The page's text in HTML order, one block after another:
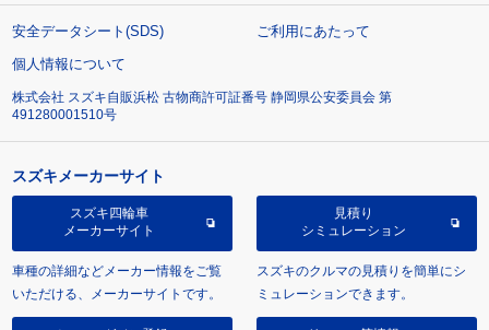
安全データシート(SDS)
ご利用にあたって
個人情報について
株式会社 スズキ自販浜松 古物商許可証番号 静岡県公安委員会 第
491280001510号
スズキメーカーサイト
スズキ四輪車
メーカーサイト
車種の詳細などメーカー情報をご覧
いただける、メーカーサイトです。
見積り
シミュレーション
スズキのクルマの見積りを簡単にシ
ミュレーションできます。